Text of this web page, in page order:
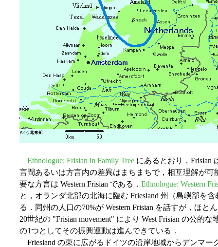
Ethnologue: Frisian in Family Tree にあるとおり，Frisian
言間あるいは方言内の差異はまちまちで，相互理解が
要な方言は Western Frisian である． Ethnologue: Western
と，オランダ北部の北海に臨む Friesland 州（島嶼部を
る．同州の人口の70%が Western Frisian を話すが，ほ
20世紀の "Frisian movement" により West Frisian の公的
の1つとしてその振興運動は進んできている．
Friesland の東に広がるドイツの沿岸地域からデンマ